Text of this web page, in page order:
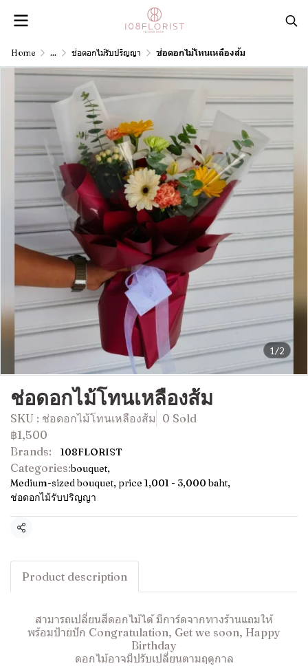
Home ... ช่อดอกไม้รับปริญญา ช่อดอกไม้โทนเหลืองส้ม
1/2
ช่อดอกไม้โทนเหลืองส้ม
SKU : ช่อดอกไม้โทนเหลืองส้ม 0 Sold
฿1,500
Brands:
108FLORIST
Categories:bouquet,
Medium-sized bouquet, price 1,001 - 3,000 baht,
ช่อดอกไม้รับปริญญา
Share
Product description
สามารถเปลี่ยนสีดอกไม้ได้ มีการ์ดจากทางร้านแถมให้
พร้อมป้ายปัก Congratulation, Get we soon, Happy
Birthday
ดอกไม้อาจมีปรับเปลี่ยนตามฤดูกาล